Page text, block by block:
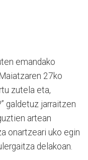
emandako
27ko
zutela eta,
galdetuz jarraitzen
artean
onartzeari uko egin
delakoan.